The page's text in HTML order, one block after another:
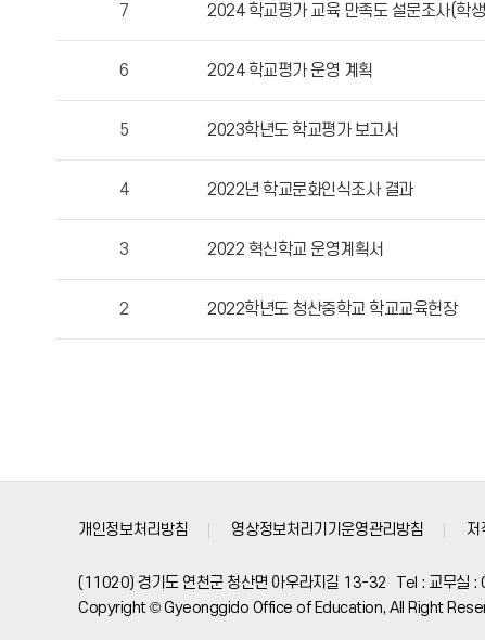
목,
조
수
있
7 2024 학교평가 교육 만족도 설문조사(학
6 2024 학교평가 운영 계획
5 2023학년도 학교평가 보고서
4 2022년 학교문화인식조사 결과
3 2022 혁신학교 운영계획서
2 2022학년도 청산중학교 학교교육헌장
개인정보처리방침 영상정보처리기기운영관리방침 저
(11020) 경기도 연천군 청산면 아우라지길 13-32 Tel : 교무실
Copyright © Gyeonggido Office of Education, All Right